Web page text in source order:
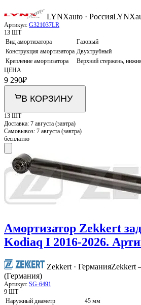
LYNXauto · Россия
Артикул: G321037LR
13 ШТ
Вид амортизатора
Газовый
Конструкция амортизатора Двухтрубный
Крепление амортизатора
Верхний стержень,
ЦЕНА
9 290₽
В КОРЗИНУ
13 ШТ
Доставка: 7 августа (завтра)
Самовывоз: 7 августа (завтра)
бесплатно
Амортизатор Zekkert
Kodiaq I 2016-2026.
Zekkert · ГерманияZekkert
(Германия)
Артикул: SG-6491
9 ШТ
Наружный диаметр
45 мм